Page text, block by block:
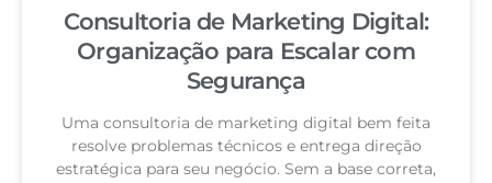
Consultoria de Marketing Digital:
Organização para Escalar com
Segurança
Uma consultoria de marketing digital bem feita
resolve problemas técnicos e entrega direção
estratégica para seu negócio. Sem a base correta,